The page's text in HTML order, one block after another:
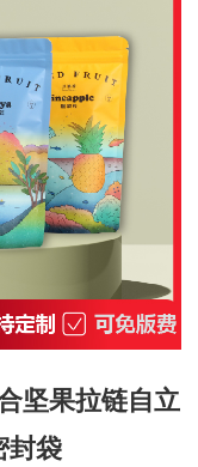
坚果拉链自立
封袋